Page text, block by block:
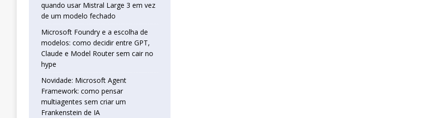
quando usar Mistral Large 3 em vez
de um modelo fechado
Microsoft Foundry e a escolha de
modelos: como decidir entre GPT,
Claude e Model Router sem cair no
hype
Novidade: Microsoft Agent
Framework: como pensar
multiagentes sem criar um
Frankenstein de IA